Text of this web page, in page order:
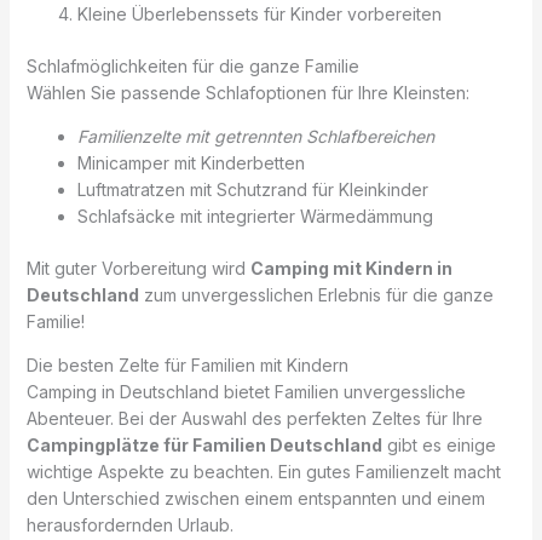
Kleine Überlebenssets für Kinder vorbereiten
Schlafmöglichkeiten für die ganze Familie
Wählen Sie passende Schlafoptionen für Ihre Kleinsten:
Familienzelte mit getrennten Schlafbereichen
Minicamper mit Kinderbetten
Luftmatratzen mit Schutzrand für Kleinkinder
Schlafsäcke mit integrierter Wärmedämmung
Mit guter Vorbereitung wird Camping mit Kindern in
Deutschland zum unvergesslichen Erlebnis für die ganze
Familie!
Die besten Zelte für Familien mit Kindern
Camping in Deutschland bietet Familien unvergessliche
Abenteuer. Bei der Auswahl des perfekten Zeltes für Ihre
Campingplätze für Familien Deutschland gibt es einige
wichtige Aspekte zu beachten. Ein gutes Familienzelt macht
den Unterschied zwischen einem entspannten und einem
herausfordernden Urlaub.